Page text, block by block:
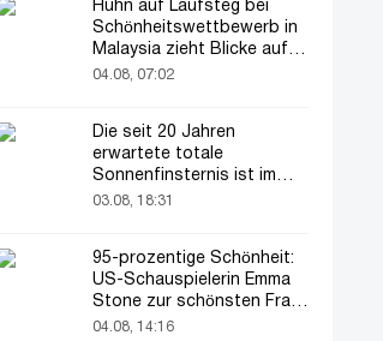
Huhn auf Laufsteg bei
Schönheitswettbewerb in
Malaysia zieht Blicke auf
sich
04.08, 07:02
Die seit 20 Jahren
erwartete totale
Sonnenfinsternis ist im
August zu sehen
03.08, 18:31
95-prozentige Schönheit:
US-Schauspielerin Emma
Stone zur schönsten Frau
der Welt gekürt
04.08, 14:16